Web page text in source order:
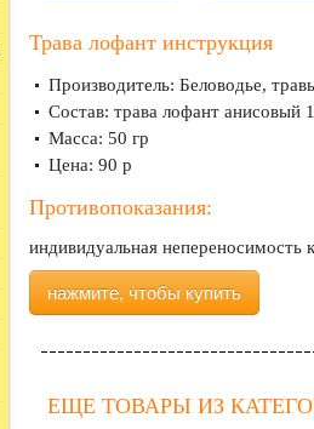
Трава лофант инструкция
Производитель: Беловодье,
Состав: трава лофант анисовый
Масса: 50 гр
Цена: 90 р
Противопоказания:
индивидуальная непереносимость
нажмите, чтобы купить
ЕЩЕ ТОВАРЫ ИЗ